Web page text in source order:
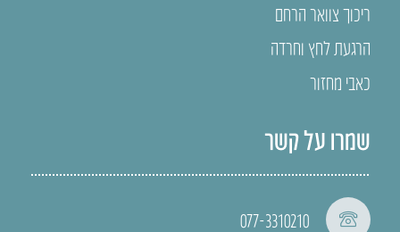
ריכוך צוואר הרחם
הרגעת לחץ וחרדה
כאבי מחזור
שמרו על קשר
077-3310210